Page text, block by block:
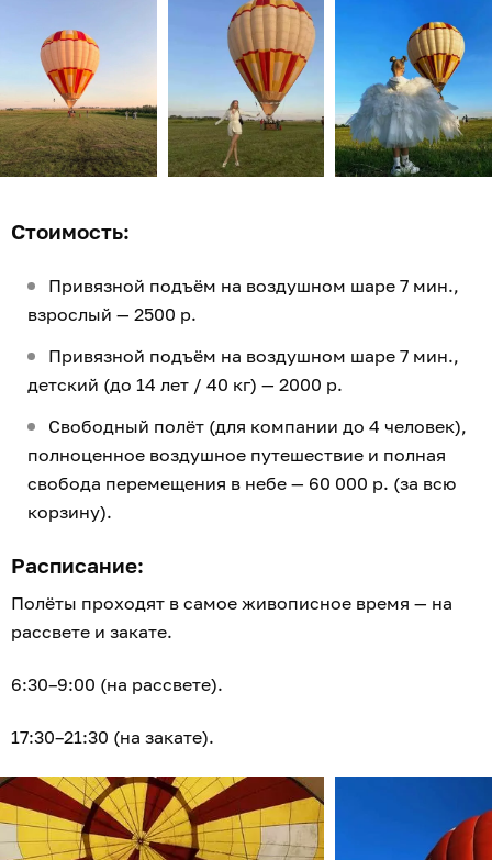
Стоимость:
Привязной подъём на воздушном шаре 7 мин.,
взрослый — 2500 р.
Привязной подъём на воздушном шаре 7 мин.,
детский (до 14 лет / 40 кг) — 2000 р.
Свободный полёт (для компании до 4 человек),
полноценное воздушное путешествие и полная
свобода перемещения в небе — 60 000 р. (за всю
корзину).
Расписание:
Полёты проходят в самое живописное время — на
рассвете и закате.
6:30–9:00 (на рассвете).
17:30–21:30 (на закате).